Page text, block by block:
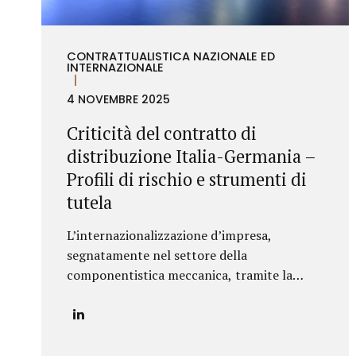
assistenza...
CONTRATTUALISTICA NAZIONALE ED
INTERNAZIONALE
4 NOVEMBRE 2025
Criticità del contratto di
distribuzione Italia-Germania –
Profili di rischio e strumenti di
tutela
L’internazionalizzazione d’impresa,
segnatamente nel settore della
componentistica meccanica, tramite la
tedesco, impone all’azienda italiana